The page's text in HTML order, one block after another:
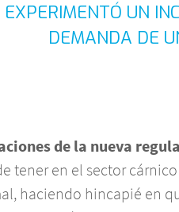
EXPERIMENTÓ UN
DEMANDA DE
de la nueva
tener en el sector
haciendo hincapié en